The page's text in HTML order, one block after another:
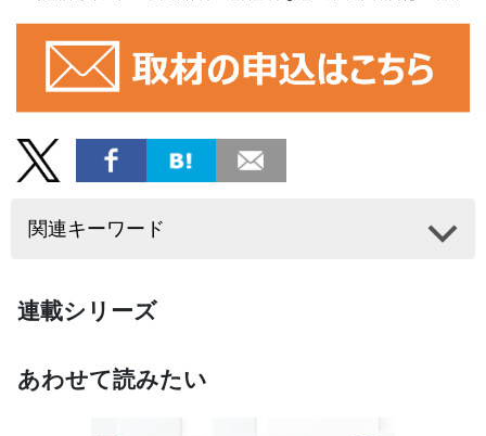
関連キーワード
連載シリーズ
あわせて読みたい